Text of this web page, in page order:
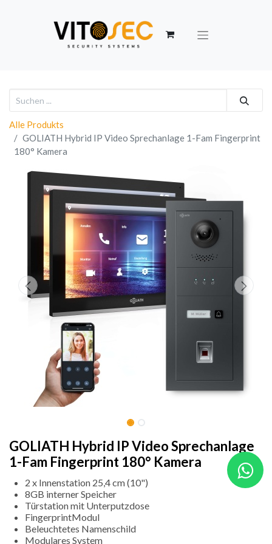
Alle Produkts
GOLIATH Hybrid IP Video Sprechanlage 1-Fam Fingerprint
180° Kamera
GOLIATH Hybrid IP Video Sprechanlage
1-Fam Fingerprint 180° Kamera
2 x Innenstation 25,4 cm (10")
8GB interner Speicher
Türstation mit Unterputzdose
FingerprintModul
Beleuchtetes Namenschild
Modulares System